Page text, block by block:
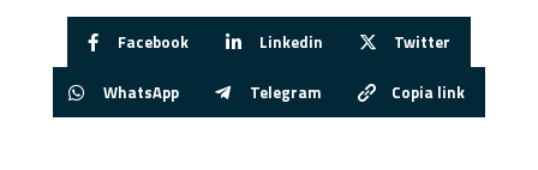
Facebook Linkedin Twitter
WhatsApp Telegram Copia link